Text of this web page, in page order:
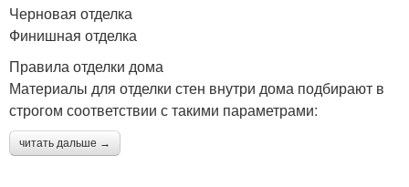
Черновая отделка
Финишная отделка
Правила отделки дома
Материалы для отделки стен внутри дома подбирают в
строгом соответствии с такими параметрами:
читать дальше →